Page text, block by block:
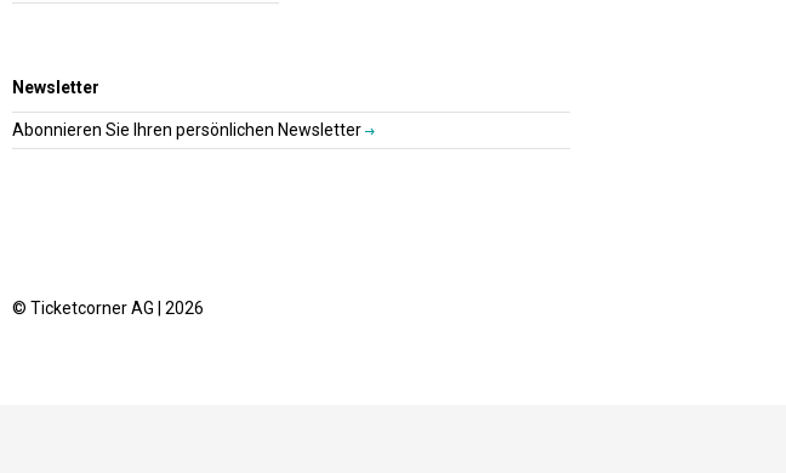
Newsletter
Abonnieren Sie Ihren persönlichen Newsletter
© Ticketcorner AG | 2026